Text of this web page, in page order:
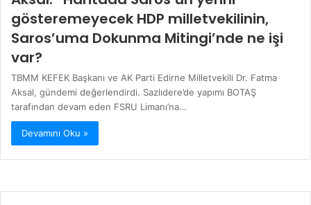
gösteremeyecek HDP milletvekilinin,
Saros’uma Dokunma Mitingi’nde ne işi
var?
TBMM KEFEK Başkanı ve AK Parti Edirne Milletvekili Dr. Fatma
Aksal, gündemi değerlendirdi. Sazlıdere’de yapımı BOTAŞ
tarafından devam eden FSRU Limanı’na…
Devamını Oku »